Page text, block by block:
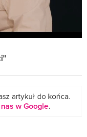
artykuł do końca.
w Google.